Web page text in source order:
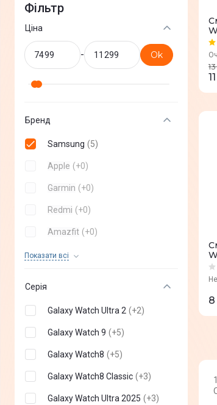
Фільтр
Ціна
- Ok
Бренд
Samsung (5)
Apple (+0)
Garmin (+0)
Redmi (+0)
Amazfit (+0)
Показати всi
Huawei
Серія
Galaxy Watch Ultra 2 (+2)
Galaxy Watch 9 (+5)
Galaxy Watch8 (+5)
Galaxy Watch8 Classic (+3)
Galaxy Watch Ultra 2025 (+3)